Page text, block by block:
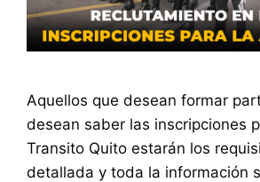
Aquellos que desean formar
desean saber las inscripciones
Transito Quito estarán los
detallada y toda la información